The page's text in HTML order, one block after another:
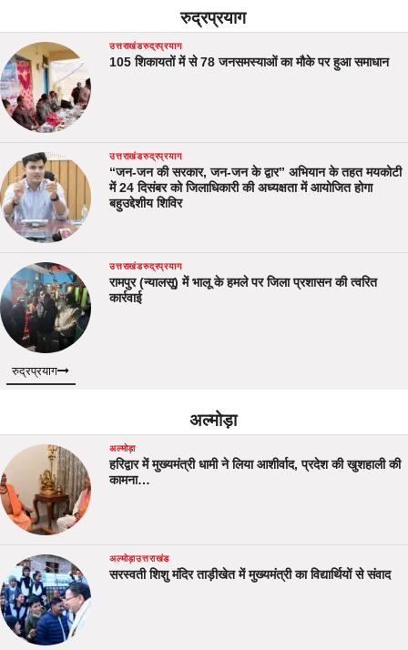
रुद्रप्रयाग
उत्तराखंडरुद्रप्रयाग
105 शिकायतों में से 78 जनसमस्याओं का मौके पर हुआ समाधान
उत्तराखंडरुद्रप्रयाग
“जन-जन की सरकार, जन-जन के द्वार” अभियान के तहत मयकोटी
में 24 दिसंबर को जिलाधिकारी की अध्यक्षता में आयोजित होगा
बहुउद्देशीय शिविर
उत्तराखंडरुद्रप्रयाग
रामपुर (न्यालसू) में भालू के हमले पर जिला प्रशासन की त्वरित
कार्रवाई
रुद्रप्रयाग
अल्मोड़ा
अल्मोड़ा
हरिद्वार में मुख्यमंत्री धामी ने लिया आशीर्वाद, प्रदेश की खुशहाली की
कामना…
अल्मोड़ाउत्तराखंड
सरस्वती शिशु मंदिर ताड़ीखेत में मुख्यमंत्री का विद्यार्थियों से संवाद